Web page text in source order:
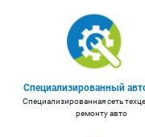
Специализированный
Специализированная сеть
ремонту авто